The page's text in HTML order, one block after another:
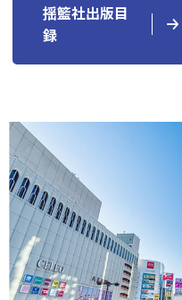
揺籃社出版目
録